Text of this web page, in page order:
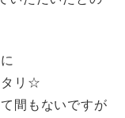
タリ☆
間もないですが